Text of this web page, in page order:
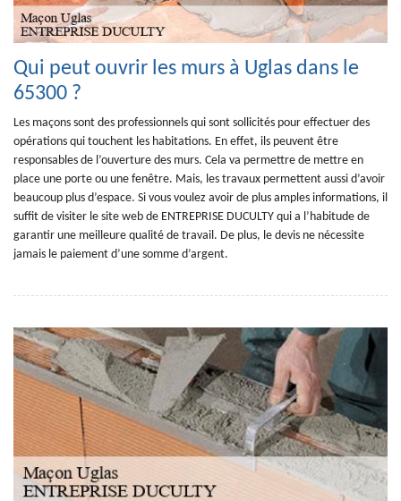
Qui peut ouvrir les murs à Uglas dans le
65300 ?
Les maçons sont des professionnels qui sont sollicités pour effectuer des
opérations qui touchent les habitations. En effet, ils peuvent être
responsables de l’ouverture des murs. Cela va permettre de mettre en
place une porte ou une fenêtre. Mais, les travaux permettent aussi d’avoir
beaucoup plus d’espace. Si vous voulez avoir de plus amples informations, il
suffit de visiter le site web de ENTREPRISE DUCULTY qui a l’habitude de
garantir une meilleure qualité de travail. De plus, le devis ne nécessite
jamais le paiement d’une somme d’argent.